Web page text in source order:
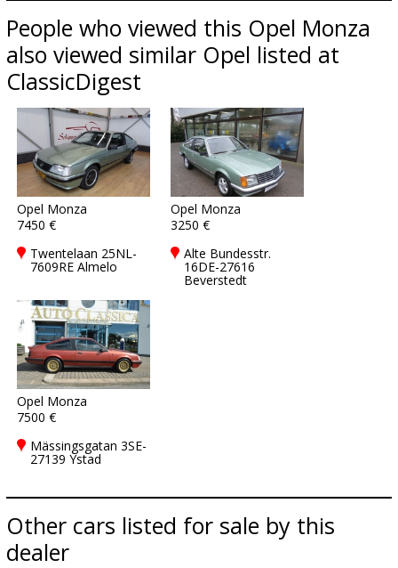
People who viewed this Opel Monza
also viewed similar Opel listed at
ClassicDigest
Opel Monza
7450 €
Twentelaan 25NL-
7609RE Almelo
Opel Monza
3250 €
Alte Bundesstr.
16DE-27616
Beverstedt
Opel Monza
7500 €
Mässingsgatan 3SE-
27139 Ystad
Other cars listed for sale by this
dealer